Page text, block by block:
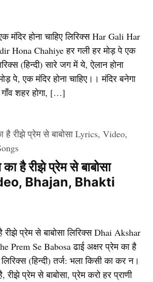
मंदिर होना चाहिए लिरिक्स Har Gali Har
Hona Chahiye हर गली हर मोड़ पे एक
(हिन्दी) सारे जग में ये, ऐलान होना
पे, एक मंदिर होना चाहिए।। मंदिर बनेगा
गाँव शहर होगा, […]
का है रीझे प्रेम से बाबोसा
Bhajan, Bhakti
रीझे प्रेम से बाबोसा लिरिक्स Dhai Akshar
Prem Se Babosa ढाई अक्षर प्रेम का है
(हिन्दी) तर्ज: भला किसी का कर न।
रीझे प्रेम से बाबोसा, प्रेम करो हर प्राणी